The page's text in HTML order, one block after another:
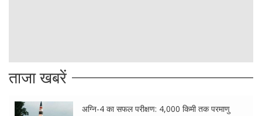
ताजा खबरें
अग्नि-4 का सफल परीक्षण: 4,000 किमी तक परमाणु